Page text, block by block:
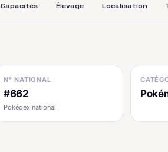
Capacités Élevage Localisation
N° NATIONAL
#662
Pokédex national